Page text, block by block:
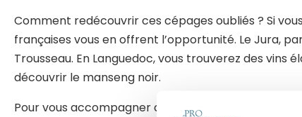
Comment redécouvrir ces cépages oubliés ? Si
françaises vous en offrent l’opportunité. Le Jura,
Trousseau. En Languedoc, vous trouverez des
découvrir le manseng noir.
Pour vous accompagner dans cette découverte,